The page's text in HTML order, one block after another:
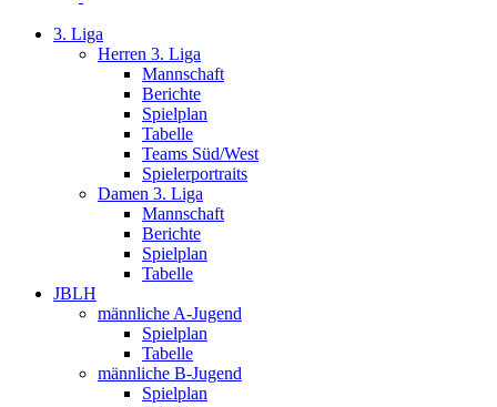
3. Liga
Herren 3. Liga
Mannschaft
Berichte
Spielplan
Tabelle
Teams Süd/West
Spielerportraits
Damen 3. Liga
Mannschaft
Berichte
Spielplan
Tabelle
JBLH
männliche A-Jugend
Spielplan
Tabelle
männliche B-Jugend
Spielplan